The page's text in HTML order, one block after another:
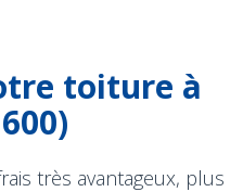
toiture à
très avantageux, plus